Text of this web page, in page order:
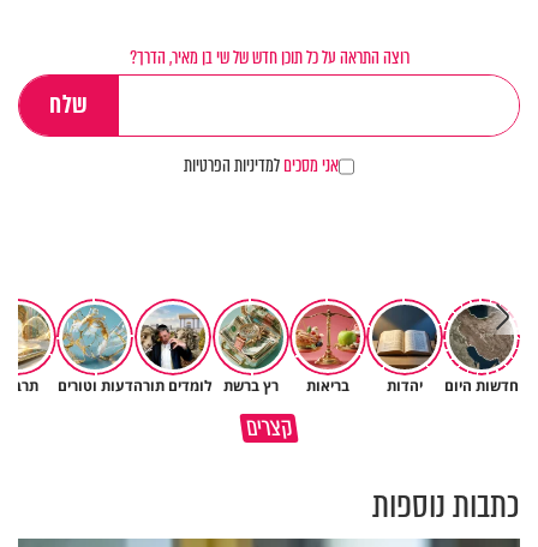
רוצה התראה על כל תוכן חדש של שי בן מאיר, הדרך?
אני מסכיםלמדיניות הפרטיות
חדשות היום יהדות בריאות רץ ברשת לומדים תורהדעות וטורים
קצרים
חלמתם על שריפה? 🔥 אל
תיבהלו! כנסו לגלות את פתרון
כתבות נוספות